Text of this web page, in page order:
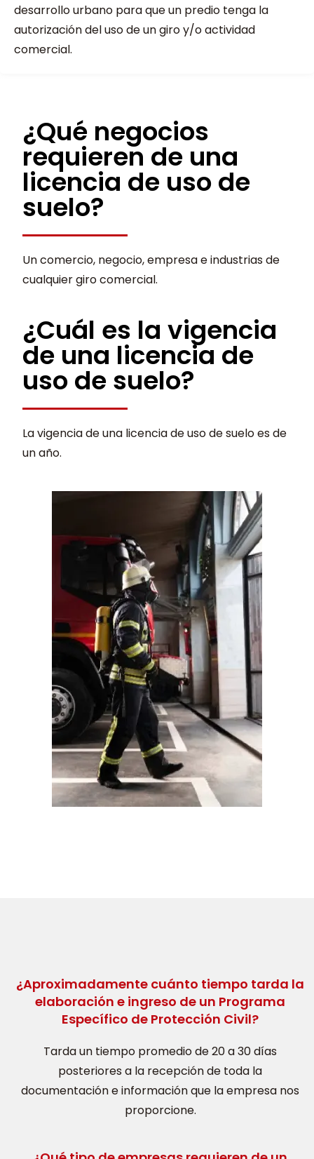
desarrollo urbano para que un predio tenga la
autorización del uso de un giro y/o actividad
comercial.
¿Qué negocios
requieren de una
licencia de uso de
suelo?
Un comercio, negocio, empresa e industrias de
cualquier giro comercial.
¿Cuál es la vigencia
de una licencia de
uso de suelo?
La vigencia de una licencia de uso de suelo es de
un año.
¿Aproximadamente cuánto tiempo tarda la
elaboración e ingreso de un Programa
Específico de Protección Civil?
Tarda un tiempo promedio de 20 a 30 días
posteriores a la recepción de toda la
documentación e información que la empresa nos
proporcione.